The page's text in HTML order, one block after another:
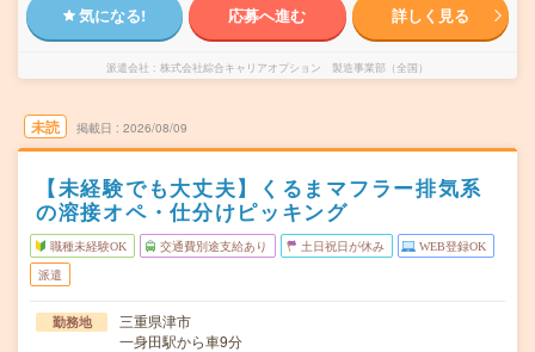
気になる! 応募へ進む 詳しく見る
派遣会社 株式会社綜合キャリアオプション 製造事業部（全国）
未読 掲載日 2026/08/09
【未経験でも大丈夫】くるまマフラー排気系
の溶接オペ・仕分けピッキング
職種未経験OK 交通費別途支給あり 土日祝日が休み WEB登録OK
派遣
勤務地
三重県津市
一身田駅から車9分